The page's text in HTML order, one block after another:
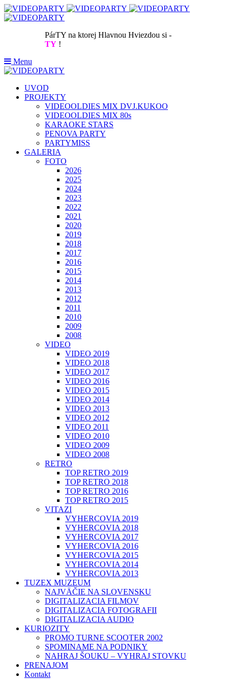
PárTY na ktorej Hlavnou Hviezdou si -
TY !
Menu
UVOD
PROJEKTY
VIDEOOLDIES MIX DVJ.KUKOO
VIDEOOLDIES MIX 80s
KARAOKE STARS
PENOVA PARTY
PARTYMISS
GALERIA
FOTO
2026
2025
2024
2023
2022
2021
2020
2019
2018
2017
2016
2015
2014
2013
2012
2011
2010
2009
2008
VIDEO
VIDEO 2019
VIDEO 2018
VIDEO 2017
VIDEO 2016
VIDEO 2015
VIDEO 2014
VIDEO 2013
VIDEO 2012
VIDEO 2011
VIDEO 2010
VIDEO 2009
VIDEO 2008
RETRO
TOP RETRO 2019
TOP RETRO 2018
TOP RETRO 2016
TOP RETRO 2015
VITAZI
VYHERCOVIA 2019
VYHERCOVIA 2018
VYHERCOVIA 2017
VYHERCOVIA 2016
VYHERCOVIA 2015
VYHERCOVIA 2014
VYHERCOVIA 2013
TUZEX MUZEUM
NAJVÄČIE NA SLOVENSKU
DIGITALIZACIA FILMOV
DIGITALIZACIA FOTOGRAFII
DIGITALIZACIA AUDIO
KURIOZITY
PROMO TURNE SCOOTER 2002
SPOMINAME NA PODNIKY
NAHRAJ ŠOUKU – VYHRAJ STOVKU
PRENAJOM
Kontakt